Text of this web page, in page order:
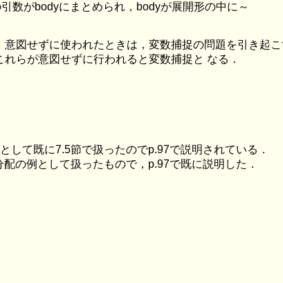
数がbodyにまとめられ，bodyが展開形の中に～
図せずに使われたときは，変数捕捉の問題を引き起こ
らが意図せずに行われると変数捕捉と なる．
して既に7.5節で扱ったのでp.97で説明されている．
の例として扱ったもので，p.97で既に説明した．